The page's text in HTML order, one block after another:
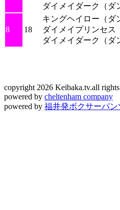
ダイメイダーク
（
8 18
キングヘイロー （
ダイメイプリンセス
ダイメイダーク
（
copyright 2026 Keibaka.tv.all rights
powered by cheltenham company
powered by 福井発ボクサーパン